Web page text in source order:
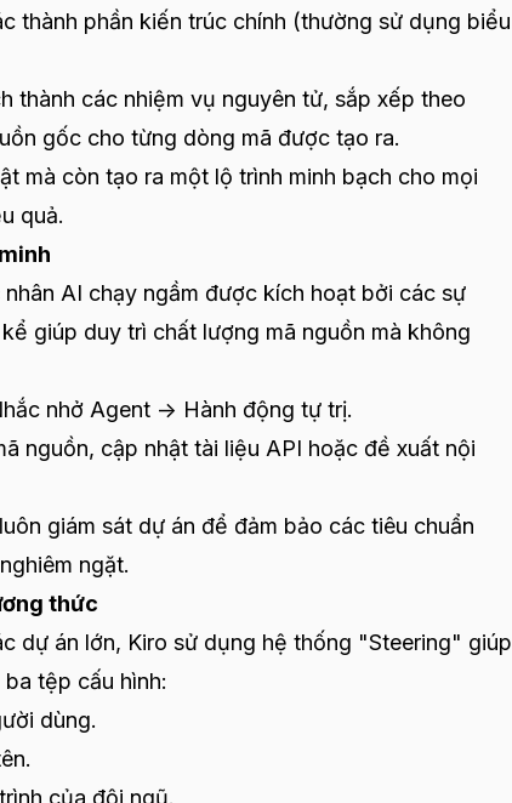
thành phần kiến trúc chính (thường sử dụng biểu
thành các nhiệm vụ nguyên tử, sắp xếp theo
gốc cho từng dòng mã được tạo ra.
mà còn tạo ra một lộ trình minh bạch cho mọi
quả.
AI chạy ngầm được kích hoạt bởi các sự
giúp duy trì chất lượng mã nguồn mà không
nhở Agent -> Hành động tự trị.
nguồn, cập nhật tài liệu API hoặc đề xuất nội
giám sát dự án để đảm bảo các tiêu chuẩn
ngặt.
thức
dự án lớn, Kiro sử dụng hệ thống "Steering" giúp
tệp cấu hình:
dùng.
của đội ngũ.